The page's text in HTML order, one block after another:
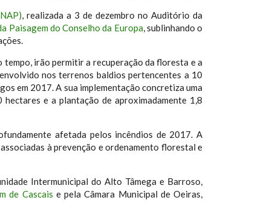
, realizada a 3 de dezembro no Auditório da
Paisagem do Conselho da Europa, sublinhando o
irão permitir a recuperação da floresta e a
nos terrenos baldios pertencentes a 10
em 2017. A sua implementação concretiza uma
e a plantação de aproximadamente 1,8
afetada pelos incêndios de 2017. A
à prevenção e ordenamento florestal e
Intermunicipal do Alto Tâmega e Barroso,
de Cascais e pela Câmara Municipal de Oeiras,